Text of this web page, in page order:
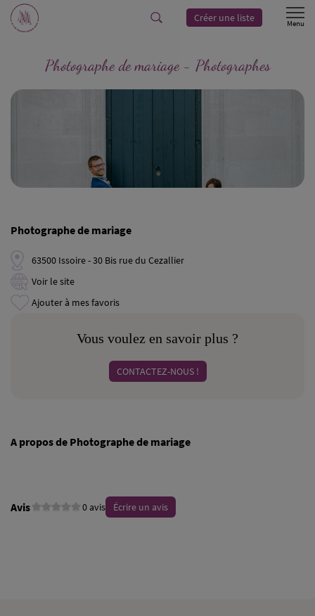
Créer une liste
Photographe de mariage - Photographes
Photographe de mariage
63500 Issoire - 30 Bis rue du Cezallier
Voir le site
Ajouter à mes favoris
Vous voulez en savoir plus ?
CONTACTEZ-NOUS !
A propos de Photographe de mariage
Avis 0 avis Écrire un avis